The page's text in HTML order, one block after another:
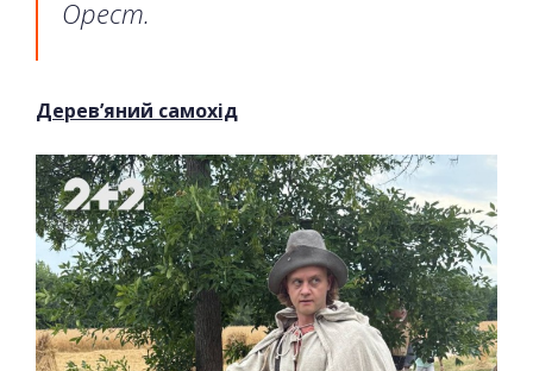
Орест.
Дерев’яний самохід